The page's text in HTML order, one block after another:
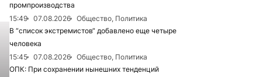
промпроизводства
15:49
07.08.2026
Общество, Политика
В “список экстремистов“ добавлено еще четыре
человека
15:45
07.08.2026
Общество, Политика
ОПК: При сохранении нынешних тенденций